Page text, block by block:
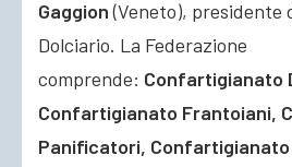
Gaggion(Veneto), presidente
Dolciario. La Federazione
comprende: Confartigianato
Confartigianato Frantoiani,
Panificatori, Confartigianato